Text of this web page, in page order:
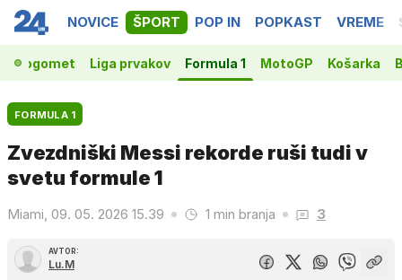
NOVICE ŠPORT POP IN POPKAST VREME
Nogomet Liga prvakov Formula 1 MotoGP Košarka
FORMULA 1
Zvezdniški Messi rekorde ruši tudi v
svetu formule 1
Miami, 09. 05. 2026 15.39 1 min branja 3
AVTOR:
Lu.M